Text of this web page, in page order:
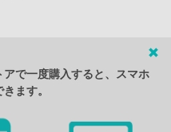
で一度購入すると、スマホ
ます。